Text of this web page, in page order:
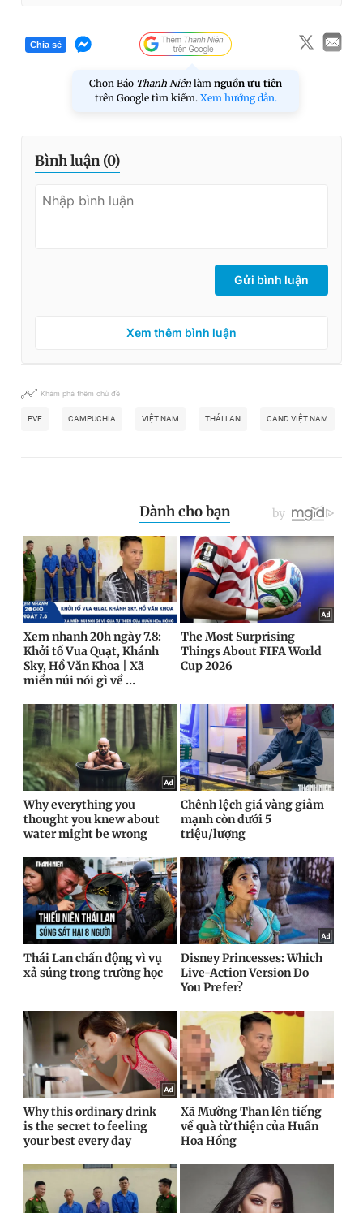
Chia sẻ
Chọn Báo Thanh Niên làm nguồn ưu tiên
trên Google tìm kiếm. Xem hướng dẫn.
Bình luận (0)
Gửi bình luận
Xem thêm bình luận
Khám phá thêm chủ đề
PVF CAMPUCHIA VIỆT NAM THÁI LAN CAND VIỆT NAM